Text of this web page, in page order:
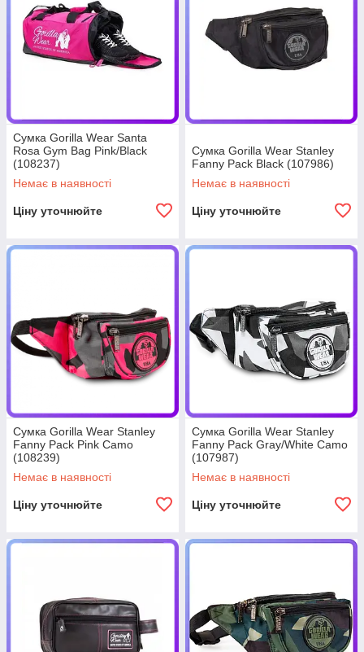
Сумка Gorilla Wear Santa
Rosa Gym Bag Pink/Black
(108237)
Немає в наявності
Ціну уточнюйте
Сумка Gorilla Wear Stanley
Fanny Pack Black (107986)
Немає в наявності
Ціну уточнюйте
Сумка Gorilla Wear Stanley
Fanny Pack Pink Camo
(108239)
Немає в наявності
Ціну уточнюйте
Сумка Gorilla Wear Stanley
Fanny Pack Gray/White Camo
(107987)
Немає в наявності
Ціну уточнюйте